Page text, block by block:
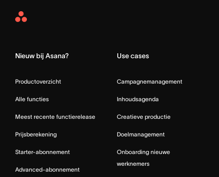
Asana
Nieuw bij Asana?
Productoverzicht
Alle functies
Meest recente functierelease
Prijsberekening
Starter-abonnement
Advanced-abonnement
Use cases
Campagnemanagement
Inhoudsagenda
Creatieve productie
Doelmanagement
Onboarding nieuwe
werknemers